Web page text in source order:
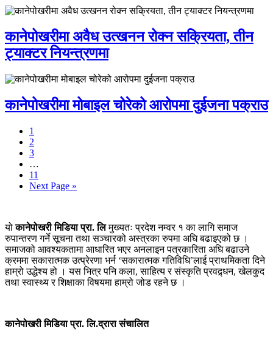
कानेपोखरीमा अवैध उत्खनन रोक्न सक्रियता, तीन
ट्याक्टर नियन्त्रणमा
कानेपोखरीमा मोबाइल चोरेको आरोपमा दुईजना पक्राउ
1
2
3
…
11
Next Page »
योकानेपोखरी मिडिया प्रा. लिमुख्यतः प्रदेश नम्वर १ का लागि समाज
रुपान्तरण गर्ने सूचना तथा सञ्चारको अस्त्रका रुपमा अघि बढाइएको छ ।
समाजको आवश्यकतामा आधारित भएर अनलाइन पत्रकारिता अघि बढाउने
क्रममा सकारात्मक उत्प्रेरणा भर्न ‘सकारात्मक गतिविधि’लाई प्राथमिकता दिने
हाम्रो उद्धेश्य हो । यस भित्र पनि कला, साहित्य र संस्कृति प्रवद्र्धन, खेलकुद
तथा स्वास्थ्य र शिक्षाका विषयमा हाम्रो जोड रहने छ ।
कानेपोखरी मिडिया प्रा. लि.द्रारा संचालित